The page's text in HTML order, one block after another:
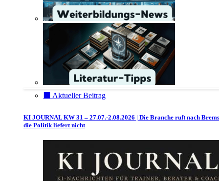
⬛️ Aktueller Beitrag
KI JOURNAL KW 31 – 27.07.-2.08.2026 | Die Branche ruft nach
die Politik liefert nicht